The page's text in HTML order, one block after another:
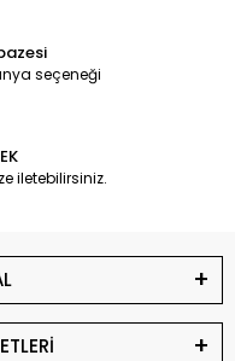
seçeneği
iletebilirsiniz.